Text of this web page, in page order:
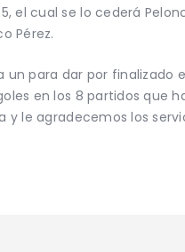
cual se lo cederá
Pérez.
un para dar por
en los 8 partidos que
le agradecemos los